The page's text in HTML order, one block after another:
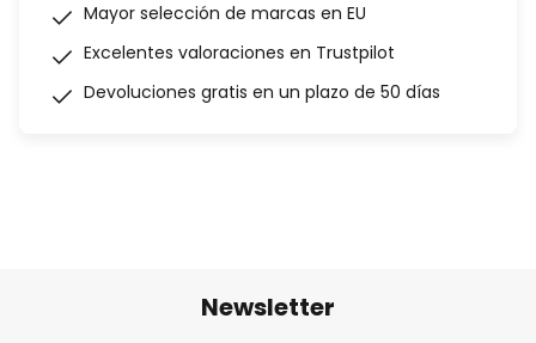
Mayor selección de marcas en EU
Excelentes valoraciones en Trustpilot
Devoluciones gratis en un plazo de 50 días
Newsletter